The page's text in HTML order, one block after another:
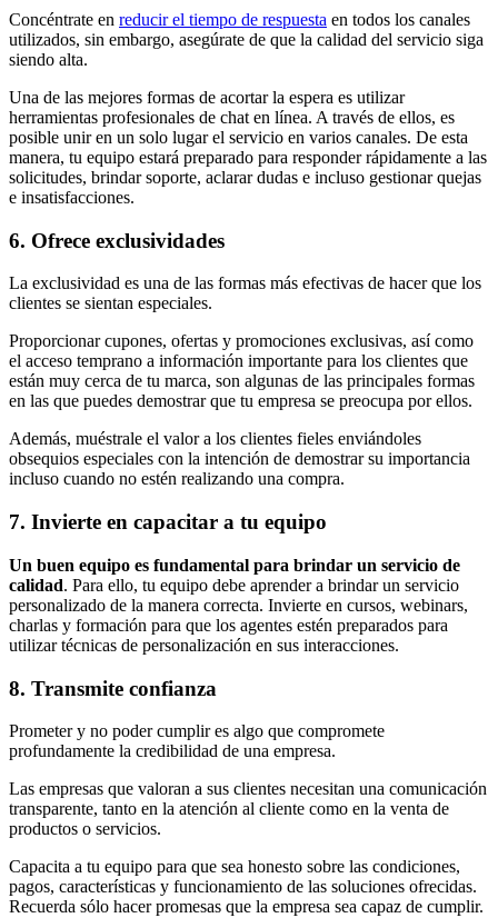
Concéntrate en reducir el tiempo de respuesta en todos los canales
utilizados, sin embargo, asegúrate de que la calidad del servicio siga
siendo alta.
Una de las mejores formas de acortar la espera es utilizar
herramientas profesionales de chat en línea. A través de ellos, es
posible unir en un solo lugar el servicio en varios canales. De esta
manera, tu equipo estará preparado para responder rápidamente a las
solicitudes, brindar soporte, aclarar dudas e incluso gestionar quejas
e insatisfacciones.
6. Ofrece exclusividades
La exclusividad es una de las formas más efectivas de hacer que los
clientes se sientan especiales.
Proporcionar cupones, ofertas y promociones exclusivas, así como
el acceso temprano a información importante para los clientes que
están muy cerca de tu marca, son algunas de las principales formas
en las que puedes demostrar que tu empresa se preocupa por ellos.
Además, muéstrale el valor a los clientes fieles enviándoles
obsequios especiales con la intención de demostrar su importancia
incluso cuando no estén realizando una compra.
7. Invierte en capacitar a tu equipo
Un buen equipo es fundamental para brindar un servicio de
calidad. Para ello, tu equipo debe aprender a brindar un servicio
personalizado de la manera correcta. Invierte en cursos, webinars,
charlas y formación para que los agentes estén preparados para
utilizar técnicas de personalización en sus interacciones.
8. Transmite confianza
Prometer y no poder cumplir es algo que compromete
profundamente la credibilidad de una empresa.
Las empresas que valoran a sus clientes necesitan una comunicación
transparente, tanto en la atención al cliente como en la venta de
productos o servicios.
Capacita a tu equipo para que sea honesto sobre las condiciones,
pagos, características y funcionamiento de las soluciones ofrecidas.
Recuerda sólo hacer promesas que la empresa sea capaz de cumplir.